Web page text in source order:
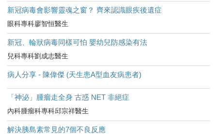
新冠病毒會影響靈魂之窗？ 齊來認識眼疾後遺症
眼科專科廖智恒醫生
新冠、輪狀病毒同樣可怕 嬰幼兒防感染有法
兒科專科劉成志醫生
病人分享 - 陳偉傑 (天生患A型血友病患者)
「神泌」腫瘤走全身 古惑 NET 非絕症
內科腫瘤科專科邱宗祥醫生
解決胰島素常見的7個不良反應